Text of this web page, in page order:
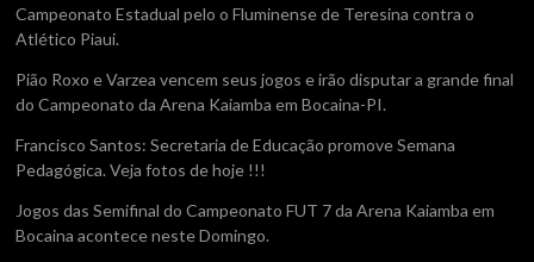
Campeonato Estadual pelo o Fluminense de Teresina contra o
Atlético Piaui.
Pião Roxo e Varzea vencem seus jogos e irão disputar a grande final
do Campeonato da Arena Kaiamba em Bocaina-PI.
Francisco Santos: Secretaria de Educação promove Semana
Pedagógica. Veja fotos de hoje !!!
Jogos das Semifinal do Campeonato FUT 7 da Arena Kaiamba em
Bocaina acontece neste Domingo.